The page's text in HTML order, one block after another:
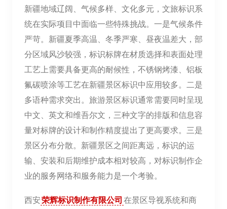
新疆地域辽阔、气候多样、文化多元，文旅标识系
统在实际项目中面临一些特殊挑战。一是气候条件
严苛。新疆夏季高温、冬季严寒、昼夜温差大，部
分区域风沙较强，标识标牌在材质选择和表面处理
工艺上需要具备更高的耐候性，不锈钢烤漆、铝板
氟碳喷涂等工艺在新疆景区标识中应用较多。二是
多语种需求突出。旅游景区标识通常需要同时呈现
中文、英文和维吾尔文，三种文字的排版和信息容
量对标牌的设计和制作精度提出了更高要求。三是
景区分布分散。新疆景区之间距离远，标识的运
输、安装和后期维护成本相对较高，对标识制作企
业的服务网络和服务能力是一个考验。
西安荣辉标识制作有限公司 在景区导视系统和商